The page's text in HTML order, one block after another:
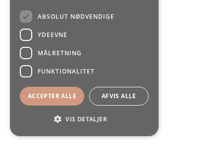
ABSOLUT NØDVENDIGE
YDEEVNE
MÅLRETNING
FUNKTIONALITET
ACCEPTER ALLE AFVIS ALLE
VIS DETALJER